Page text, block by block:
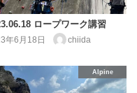
ロープワーク講習
年6月18日 chiida
Alpine